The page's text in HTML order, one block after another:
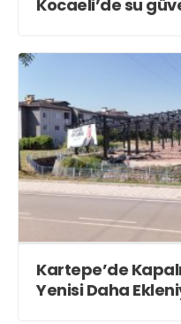
Kocaeli’de su
Kartepe’de
Yenisi Daha